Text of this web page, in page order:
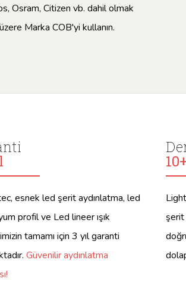
Osram, Citizen vb. dahil olmak
üzere Marka COB'yi kullanın.
esnek led şerit aydınlatma, led
profil ve Led lineer ışık
tamamı için 3 yıl garanti
Güvenilir aydınlatma
şerit